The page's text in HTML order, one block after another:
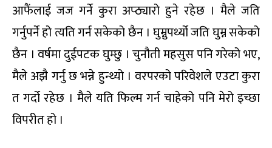
आफैंलाई जज गर्ने कुरा अप्ठ्यारो हुने रहेछ । मैले जति
गर्नुपर्ने हो त्यति गर्न सकेको छैन । घुम्नुपर्थ्यो जति घुम्न सकेको
छैन । वर्षमा दुईपटक घुम्छु । चुनौती महसुस पनि गरेको भए,
मैले अझै गर्नु छ भन्ने हुन्थ्यो । वरपरको परिवेशले एउटा कुरा
त गर्दो रहेछ । मैले यति फिल्म गर्न चाहेको पनि मेरो इच्छा
विपरीत हो ।